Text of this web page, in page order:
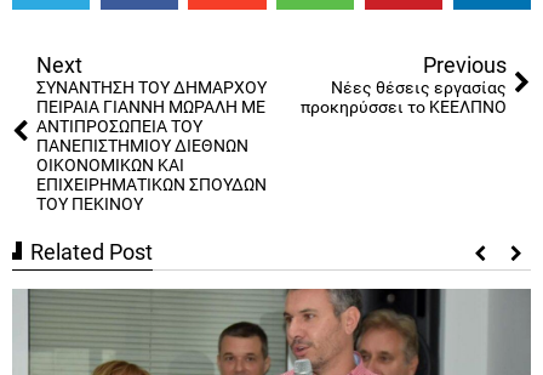
Next
ΣΥΝΑΝΤΗΣΗ ΤΟΥ ΔΗΜΑΡΧΟΥ
ΠΕΙΡΑΙΑ ΓΙΑΝΝΗ ΜΩΡΑΛΗ ΜΕ
ΑΝΤΙΠΡΟΣΩΠΕΙΑ ΤΟΥ
ΠΑΝΕΠΙΣΤΗΜΙΟΥ ΔΙΕΘΝΩΝ
ΟΙΚΟΝΟΜΙΚΩΝ ΚΑΙ
ΕΠΙΧΕΙΡΗΜΑΤΙΚΩΝ ΣΠΟΥΔΩΝ
ΤΟΥ ΠΕΚΙΝΟΥ
Previous
Νέες θέσεις εργασίας
προκηρύσσει το ΚΕΕΛΠΝΟ
Related Post